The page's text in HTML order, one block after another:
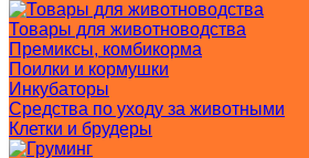
Товары для животноводства
Премиксы, комбикорма
Поилки и кормушки
Инкубаторы
Средства по уходу за животными
Клетки и брудеры